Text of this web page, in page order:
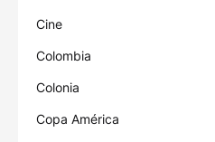
Cine
Colombia
Colonia
Copa América